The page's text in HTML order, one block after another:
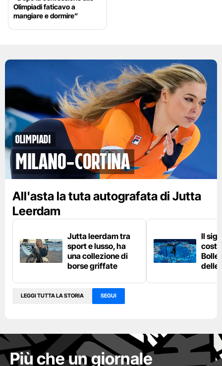
Olimpiadi faticavo a
mangiare e dormire”
Olimpiadi
Milano-Cortina
All'asta la tuta autografata di Jutta
Leerdam
Jutta leerdam tra
sport e lusso, ha
una collezione di
borse griffate
Il
Bolle
delle
LEGGI TUTTA LA STORIA SEGUI
Più che un giornale